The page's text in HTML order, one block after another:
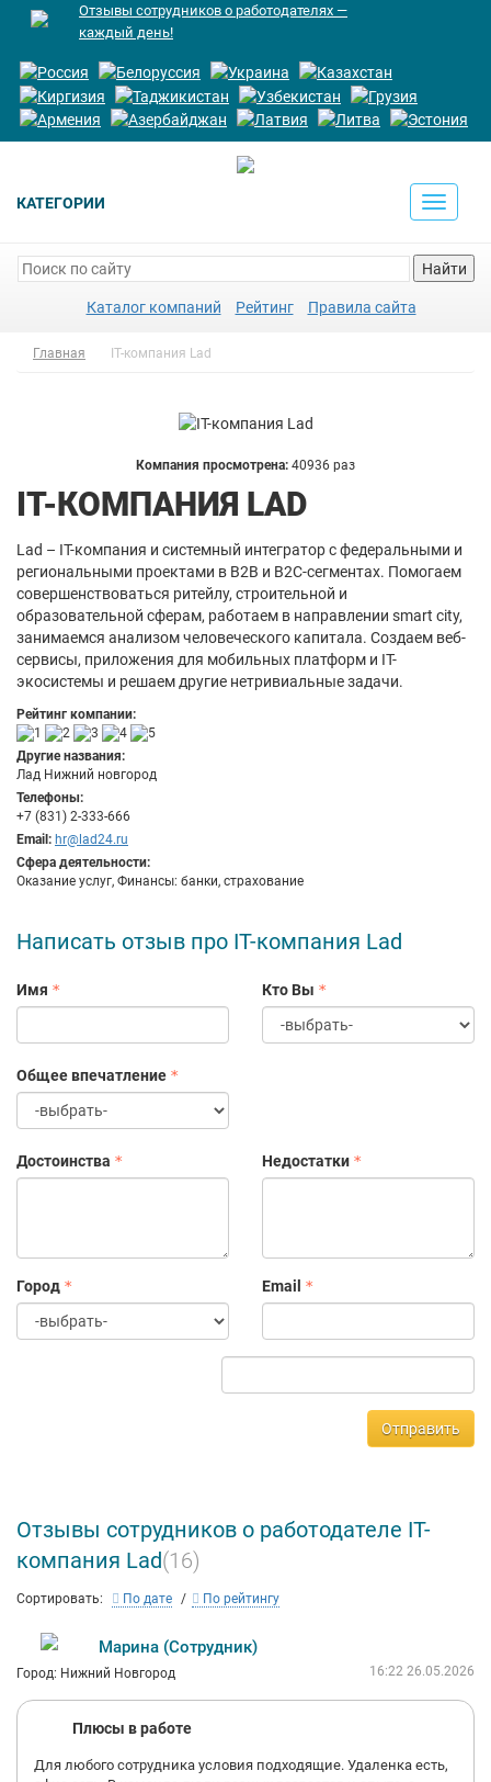
Отзывы сотрудников о работодателях —
каждый день!
КАТЕГОРИИ
Toggle
Найти
Каталог компаний Рейтинг Правила сайта
Главная IT-компания Lad
Компания просмотрена: 40936 раз
IT-КОМПАНИЯ LAD
Lad – IT-компания и системный интегратор с федеральными и
региональными проектами в B2B и B2C-сегментах. Помогаем
совершенствоваться ритейлу, строительной и
образовательной сферам, работаем в направлении smart city,
занимаемся анализом человеческого капитала. Создаем веб-
сервисы, приложения для мобильных платформ и IT-
экосистемы и решаем другие нетривиальные задачи.
Рейтинг компании:
Другие названия:
Лад Нижний новгород
Телефоны:
+7 (831) 2-333-666
Email: hr@lad24.ru
Сфера деятельности:
Оказание услуг, Финансы: банки, страхование
Написать отзыв про IT-компания Lad
Имя Кто Вы
Общее впечатление
Достоинства Недостатки
Город Email
Отправить
Отзывы сотрудников о работодателе IT-
компания Lad(16)
Сортировать: По дате По рейтингу
Марина (Сотрудник)
Город: Нижний Новгород 16:22 26.05.2026
Плюсы в работе
Для любого сотрудника условия подходящие. Удаленка есть,